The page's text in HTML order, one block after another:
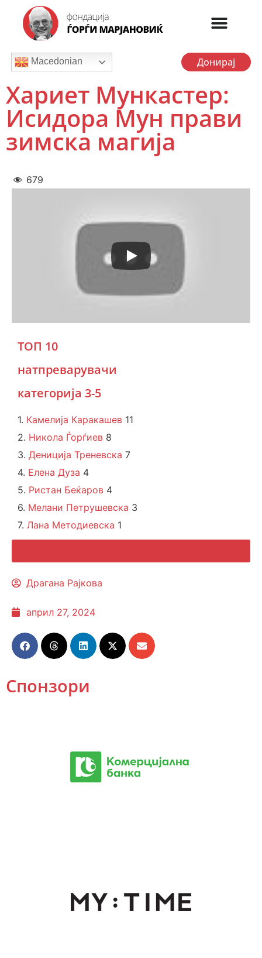
Macedonian Донирај
Хариет Мункастер:
Исидора Мун прави
зимска магија
679
ТОП 10
натпреварувачи
категорија 3-5
1. Камелија Каракашев 11
2. Никола Ѓорѓиев 8
3. Дениција Треневска 7
4. Елена Дуза 4
5. Ристан Беќаров 4
6. Мелани Петрушевска 3
7. Лана Методиевска 1
Драгана Рајкова
април 27, 2024
Спонзори